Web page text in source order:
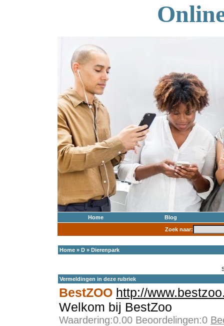
Home
Blog
Zoek naar:
Home » D » Dierenpark
Vermeldingen in deze rubriek
BestZOO http://
Welkom bij BestZoo
Waardering:0.00 Beoordelingen:0